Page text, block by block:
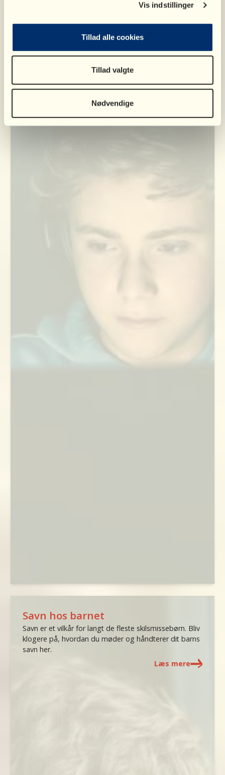
Vis indstillinger
Tillad alle cookies
Tillad valgte
Nødvendige
Barnets reaktioner og behov
Børn kan reagere på mange forskellige måder, når
gennemskue, hvad ens barn har brug for eller prøver
at fortælle. Bliv klogere her
Savn hos barnet
Savn er et vilkår for langt de fleste skilsmissebørn. Bliv
klogere på, hvordan du møder og håndterer dit barns
savn her.
Læs mere